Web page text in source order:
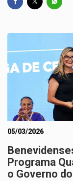
05/03/2026
Programa
o Governo